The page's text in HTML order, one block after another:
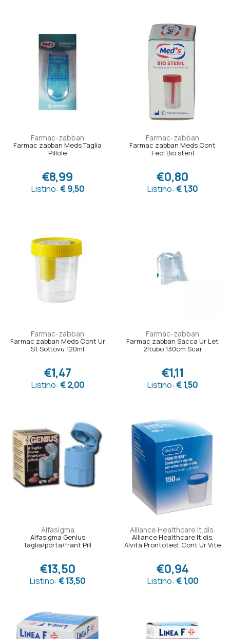
Farmac-zabban
Farmac zabban Meds Taglia
Pillole
€8,99
Listino: € 9,50
Farmac-zabban
Farmac zabban Meds Cont
Feci Bio steril
€0,80
Listino: € 1,30
Farmac-zabban
Farmac zabban Meds Cont Ur
St Sottovu 120ml
€1,47
Listino: € 2,00
Farmac-zabban
Farmac zabban Sacca Ur Let
2ltubo 130cm Scar
€1,11
Listino: € 1,50
Alfasigma
Alfasigma Genius
Taglia/porta/frant Pill
€13,50
Listino: € 13,50
Alliance Healthcare It.dis.
Alliance Healthcare It.dis.
Alvita Prontotest Cont Ur Vite
€0,94
Listino: € 1,00